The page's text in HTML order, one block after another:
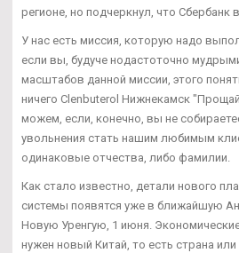
регионе, но подчеркнул, что Сбербанк
У нас есть миссия, которую надо
если вы, будуче нодастоточно
масштабов данной миссии, этого
ничего Clenbuterol Нижнекамск
можем, если, конечно, вы не
увольнения стать нашим любимым
одинаковые отчества, либо фамилии.
Как стало известно, детали нового
системы появятся уже в ближайшую
Новую Уренгую, 1 июня.
нужен новый Китай, то есть страна или